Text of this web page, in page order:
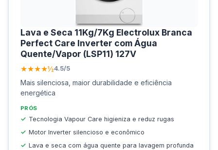
Lava e Seca 11Kg/7Kg Electrolux Branca
Perfect Care Inverter com Água
Quente/Vapor (LSP11) 127V
★★★★½4.5/5
Mais silenciosa, maior durabilidade e eficiência
energética
PRÓS
Tecnologia Vapour Care higieniza e reduz rugas
Motor Inverter silencioso e econômico
Lava e seca com água quente para lavagem profunda